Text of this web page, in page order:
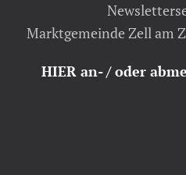
Marktgemeinde Zell am
HIER an- / oder